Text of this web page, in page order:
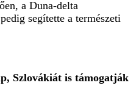
a Duna-delta
segítette a természeti
Szlovákiát is támogatják